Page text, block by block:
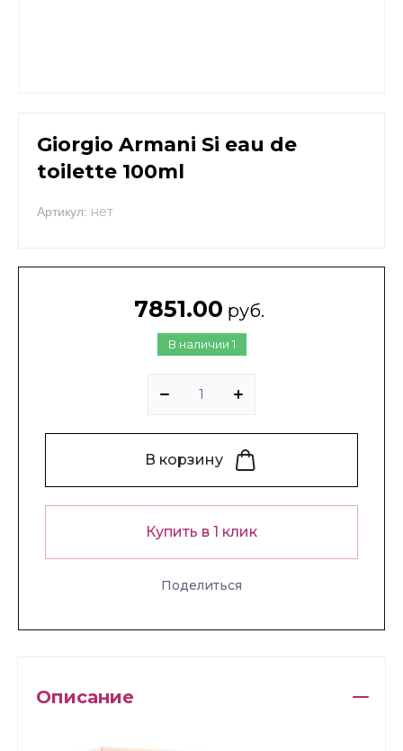
Giorgio Armani Si eau de
toilette 100ml
Артикул: нет
В наличии 1
7851.00 руб.
В корзину
Купить в 1 клик
Поделиться
Описание